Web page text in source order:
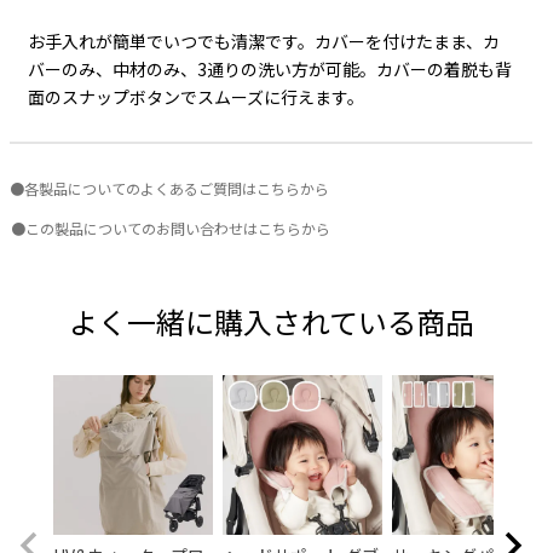
お手入れが簡単でいつでも清潔です。カバーを付けたまま、カ
バーのみ、中材のみ、3通りの洗い方が可能。カバーの着脱も背
面のスナップボタンでスムーズに行えます。
●各製品についてのよくあるご質問はこちらから
●この製品についてのお問い合わせはこちらから
よく一緒に購入されている商品